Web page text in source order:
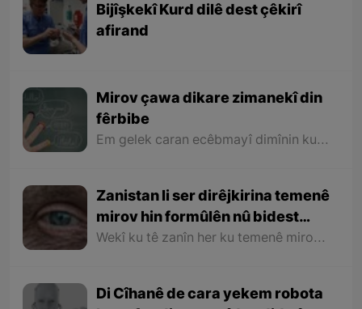
Bijîşkekî Kurd dilê dest çêkirî
afirand
Mirov çawa dikare zimanekî din
fêrbibe
Em gelek caran ecêbmayî dimînin ku bi yekî ku dikare bi yek an çend zimanên ku em nizanin an jê fêm nakin diaxive û dibe ku em ji yekî ku jêhatîbûna zimanê baş heye û bi biyaniyan re diaxive an çavkaniyên zimanên din bikar tîne çavnebariyê bikin.
Zanistan li ser dirêjkirina temenê
mirov hin formûlên nû bidest
xistin
Wekî ku tê zanîn her ku temenê mirov zêde dibe nexwaşiyên ku pêdikeve jî zêde dibin. Gelek sedemên wan nexwaşiyan hene û yek ji wan sedeman jî madeyên bi sûd ên di bedena mirov de kêm dibin û ew jî dihêle ku nexwaşî çêbin.
Di Cîhanê de cara yekem robota